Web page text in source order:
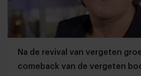
Na de revival van vergeten
comeback van de vergeten